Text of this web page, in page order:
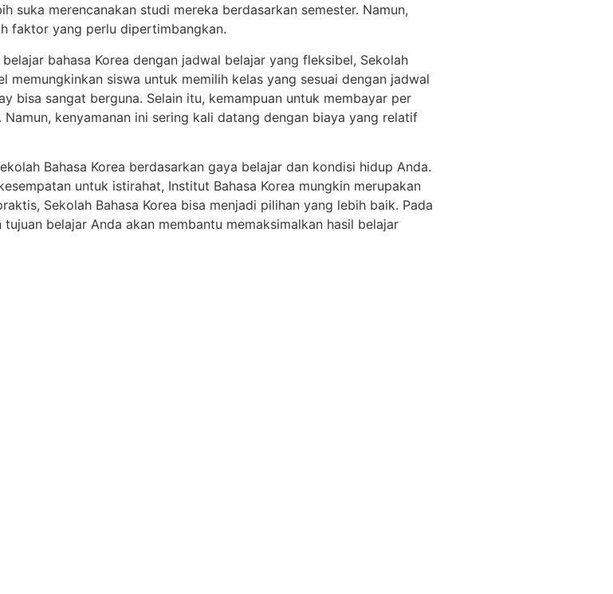
merencanakan studi mereka berdasarkan semester. Namun,
faktor yang perlu dipertimbangkan.
bahasa Korea dengan jadwal belajar yang fleksibel, Sekolah
siswa untuk memilih kelas yang sesuai dengan jadwal
bisa sangat berguna. Selain itu, kemampuan untuk membayar per
kenyamanan ini sering kali datang dengan biaya yang relatif
Bahasa Korea berdasarkan gaya belajar dan kondisi hidup Anda.
untuk istirahat, Institut Bahasa Korea mungkin merupakan
Sekolah Bahasa Korea bisa menjadi pilihan yang lebih baik. Pada
belajar Anda akan membantu memaksimalkan hasil belajar